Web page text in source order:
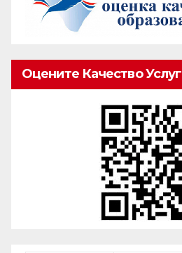
Оцените Качество Услуг